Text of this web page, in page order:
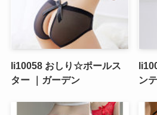
li10058 おしり☆ポールス
ター ｜ガーデン
ン